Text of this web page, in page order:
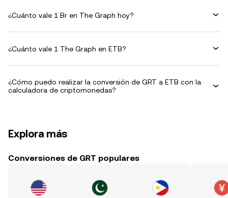
¿Cuánto vale 1 Br en The Graph hoy?
¿Cuánto vale 1 The Graph en ETB?
¿Cómo puedo realizar la conversión de GRT a ETB con la
calculadora de criptomonedas?
Explora más
Conversiones de GRT populares